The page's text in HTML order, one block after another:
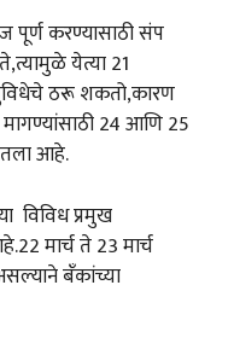
पूर्ण करण्यासाठी संप
येत्या 21
ठरू शकतो,कारण
24 आणि 25
आहे.
विविध प्रमुख
मार्च ते 23 मार्च
बँकांच्या